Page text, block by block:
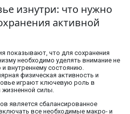
изнутри: что нужно
активной
показывают, что для сохранения
необходимо уделять внимание не
внутреннему состоянию.
физическая активность и
играют ключевую роль в
силы.
является сбалансированное
все необходимые макро- и